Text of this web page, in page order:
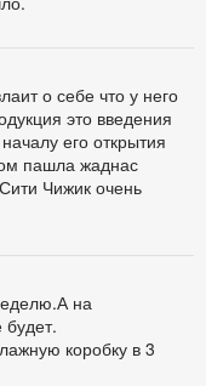
о себе что у него
это введения
его открытия
пашла жаднас
Чижик очень
на
коробку в 3